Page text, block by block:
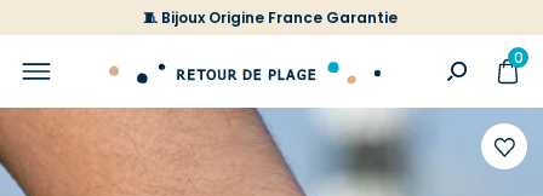
🧵 Bijoux Origine France Garantie
0